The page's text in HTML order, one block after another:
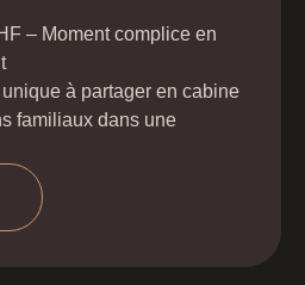
– Moment complice en
à partager en cabine
familiaux dans une